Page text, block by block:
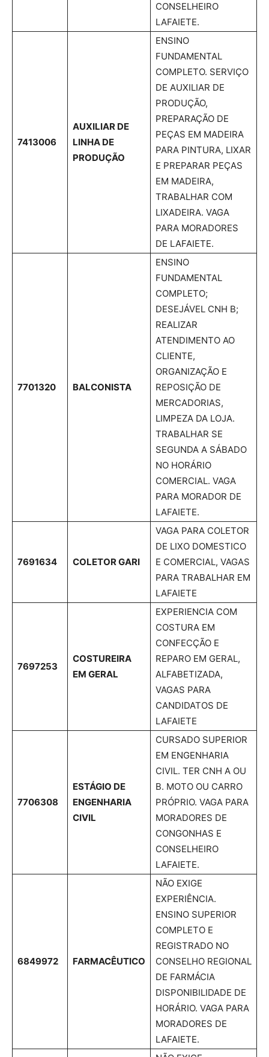
CONSELHEIRO
LAFAIETE.
7413006
AUXILIAR DE
LINHA DE
PRODUÇÃO
ENSINO
FUNDAMENTAL
COMPLETO. SERVIÇO
DE AUXILIAR DE
PRODUÇÃO,
PREPARAÇÃO DE
PEÇAS EM MADEIRA
PARA PINTURA, LIXAR
E PREPARAR PEÇAS
EM MADEIRA,
TRABALHAR COM
LIXADEIRA. VAGA
PARA MORADORES
DE LAFAIETE.
7701320 BALCONISTA
ENSINO
FUNDAMENTAL
COMPLETO;
DESEJÁVEL CNH B;
REALIZAR
ATENDIMENTO AO
CLIENTE,
ORGANIZAÇÃO E
REPOSIÇÃO DE
MERCADORIAS,
LIMPEZA DA LOJA.
TRABALHAR SE
SEGUNDA A SÁBADO
NO HORÁRIO
COMERCIAL. VAGA
PARA MORADOR DE
LAFAIETE.
7691634 COLETOR GARI
VAGA PARA COLETOR
DE LIXO DOMESTICO
E COMERCIAL, VAGAS
PARA TRABALHAR EM
LAFAIETE
7697253
COSTUREIRA
EM GERAL
EXPERIENCIA COM
COSTURA EM
CONFECÇÃO E
REPARO EM GERAL,
ALFABETIZADA,
VAGAS PARA
CANDIDATOS DE
LAFAIETE
7706308
ESTÁGIO DE
ENGENHARIA
CIVIL
CURSADO SUPERIOR
EM ENGENHARIA
CIVIL. TER CNH A OU
B. MOTO OU CARRO
PRÓPRIO. VAGA PARA
MORADORES DE
CONGONHAS E
CONSELHEIRO
LAFAIETE.
6849972 FARMACÊUTICO
NÃO EXIGE
EXPERIÊNCIA.
ENSINO SUPERIOR
COMPLETO E
REGISTRADO NO
CONSELHO REGIONAL
DE FARMÁCIA
DISPONIBILIDADE DE
HORÁRIO. VAGA PARA
MORADORES DE
LAFAIETE.